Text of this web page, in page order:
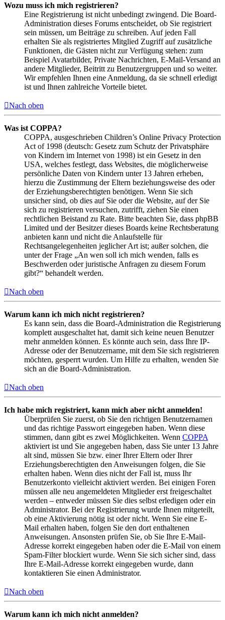
Wozu muss ich mich registrieren?
Eine Registrierung ist nicht unbedingt zwingend. Die Board-
Administration dieses Forums entscheidet, ob Sie registriert
sein müssen, um Beiträge zu schreiben. Auf jeden Fall
erhalten Sie als registriertes Mitglied Zugriff auf zusätzliche
Funktionen, die Gästen nicht zur Verfügung stehen: zum
Beispiel Avatarbilder, Private Nachrichten, E-Mail-Versand an
andere Mitglieder, Beitritt zu Benutzergruppen und so weiter.
Wir empfehlen Ihnen eine Anmeldung, da sie schnell erledigt
ist und Ihnen zahlreiche Vorteile bietet.
Nach oben
Was ist COPPA?
COPPA, ausgeschrieben Children’s Online Privacy Protection
Act of 1998 (deutsch: Gesetz zum Schutz der Privatsphäre
von Kindern im Internet von 1998) ist ein Gesetz in den
USA, welches festlegt, dass Websites, die möglicherweise
persönliche Daten von Kindern unter 13 Jahren erheben,
hierzu die Zustimmung der Eltern beziehungsweise des oder
der Erziehungsberechtigten benötigen. Wenn Sie sich
unsicher sind, ob dies auf Sie oder die Website, auf der Sie
sich zu registrieren versuchen, zutrifft, ziehen Sie einen
rechtlichen Beistand zu Rate. Bitte beachten Sie, dass phpBB
Limited und der Besitzer dieses Boards keine Rechtsberatung
anbieten kann und nicht die Anlaufstelle für
Rechtsangelegenheiten jeglicher Art ist; außer solchen, die
unter der Frage „An wen soll ich mich wenden, falls es
Beschwerden oder juristische Anfragen zu diesem Forum
gibt?“ behandelt werden.
Nach oben
Warum kann ich mich nicht registrieren?
Es kann sein, dass die Board-Administration die Registrierung
komplett ausgeschaltet hat, damit sich keine neuen Benutzer
mehr anmelden können. Es könnte auch sein, dass Ihre IP-
Adresse oder der Benutzername, mit dem Sie sich registrieren
möchten, gesperrt wurden. Um Hilfe zu erhalten, wenden Sie
sich an die Board-Administration.
Nach oben
Ich habe mich registriert, kann mich aber nicht anmelden!
Überprüfen Sie zuerst, ob Sie den richtigen Benutzernamen
und das richtige Passwort eingegeben haben. Wenn diese
stimmen, dann gibt es zwei Möglichkeiten. Wenn COPPA
aktiviert ist und Sie angegeben haben, dass Sie unter 13 Jahre
alt sind, müssen Sie bzw. einer Ihrer Eltern oder Ihrer
Erziehungsberechtigten den Anweisungen folgen, die Sie
erhalten haben. Wenn dies nicht der Fall ist, muss Ihr
Benutzerkonto vielleicht aktiviert werden. Bei einigen Foren
müssen alle neu angemeldeten Mitglieder erst freigeschaltet
werden – entweder müssen Sie dies selbst erledigen oder ein
Administrator. Bei der Registrierung wurde Ihnen mitgeteilt,
ob eine Aktivierung nötig ist oder nicht. Wenn Sie eine E-
Mail erhalten haben, folgen Sie den dort enthaltenen
Anweisungen. Ansonsten prüfen Sie, ob Sie Ihre E-Mail-
Adresse korrekt eingegeben haben oder die E-Mail von einem
Spam-Filter blockiert wurde. Wenn Sie sich sicher sind, dass
Ihre E-Mail-Adresse korrekt eingegeben wurde, dann
kontaktieren Sie einen Administrator.
Nach oben
Warum kann ich mich nicht anmelden?